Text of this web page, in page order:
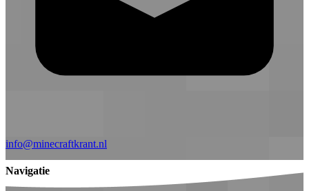
info@minecraftkrant.nl
Navigatie